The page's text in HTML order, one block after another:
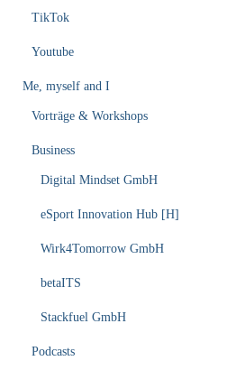
TikTok
Youtube
Me, myself and I
Vorträge & Workshops
Business
Digital Mindset GmbH
eSport Innovation Hub [H]
Wirk4Tomorrow GmbH
betaITS
Stackfuel GmbH
Podcasts